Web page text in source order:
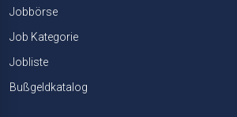
Jobbörse
Job Kategorie
Jobliste
Bußgeldkatalog